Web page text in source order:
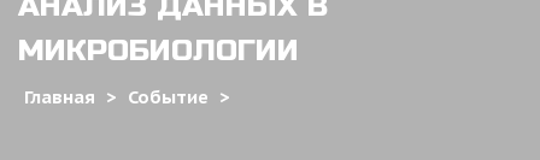
МИКРОБИОЛОГИИ
Главная > Событие >